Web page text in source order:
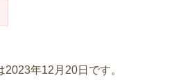
年12月20日です。